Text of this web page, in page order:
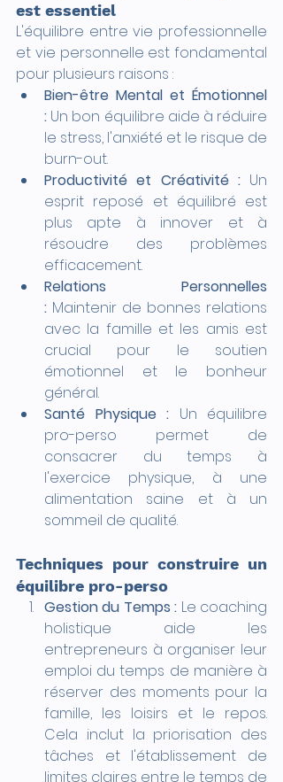
est essentiel
L'équilibre entre vie professionnelle
et vie personnelle est fondamental
pour plusieurs raisons :
Bien-être Mental et Émotionnel
: Un bon équilibre aide à réduire
le stress, l'anxiété et le risque de
burn-out.
Productivité et Créativité : Un
esprit reposé et équilibré est
plus apte à innover et à
résoudre des problèmes
efficacement.
Relations Personnelles
: Maintenir de bonnes relations
avec la famille et les amis est
crucial pour le soutien
émotionnel et le bonheur
général.
Santé Physique : Un équilibre
pro-perso permet de
consacrer du temps à
l'exercice physique, à une
alimentation saine et à un
sommeil de qualité.
Techniques pour construire un
équilibre pro-perso
Gestion du Temps : Le coaching
holistique aide les
entrepreneurs à organiser leur
emploi du temps de manière à
réserver des moments pour la
famille, les loisirs et le repos.
Cela inclut la priorisation des
tâches et l'établissement de
limites claires entre le temps de